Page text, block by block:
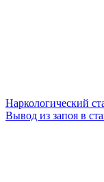
Наркологический
Вывод из запоя в